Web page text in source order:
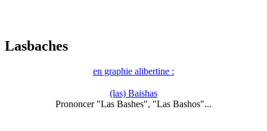
Lasbaches
en graphie alibertine :
(las) Baishas
Prononcer "Las Bashes", "Las Bashos"...